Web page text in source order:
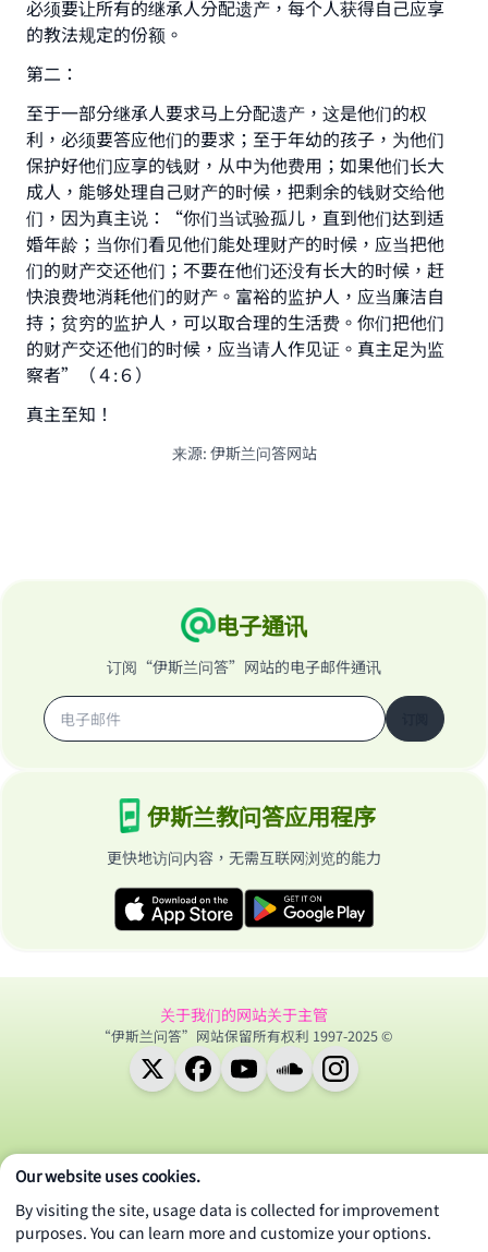
必须要让所有的继承人分配遗产，每个人获得自己应享
的教法规定的份额。
第二：
至于一部分继承人要求马上分配遗产，这是他们的权
利，必须要答应他们的要求；至于年幼的孩子，为他们
保护好他们应享的钱财，从中为他费用；如果他们长大
成人，能够处理自己财产的时候，把剩余的钱财交给他
们，因为真主说：“你们当试验孤儿，直到他们达到适
婚年龄；当你们看见他们能处理财产的时候，应当把他
们的财产交还他们；不要在他们还没有长大的时候，赶
快浪费地消耗他们的财产。富裕的监护人，应当廉洁自
持；贫穷的监护人，可以取合理的生活费。你们把他们
的财产交还他们的时候，应当请人作见证。真主足为监
察者”（４:６）
真主至知！
来源: 伊斯兰问答网站
电子通讯
订阅“伊斯兰问答”网站的电子邮件通讯
伊斯兰教问答应用程序
更快地访问内容，无需互联网浏览的能力
关于我们的网站关于主管
“伊斯兰问答”网站保留所有权利 1997-2025 ©
Our website uses cookies.
By visiting the site, usage data is collected for improvement
purposes. You can learn more and customize your options.